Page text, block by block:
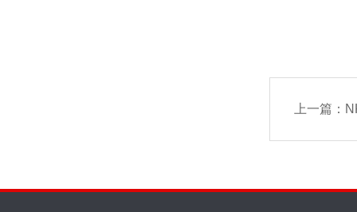
上一篇：